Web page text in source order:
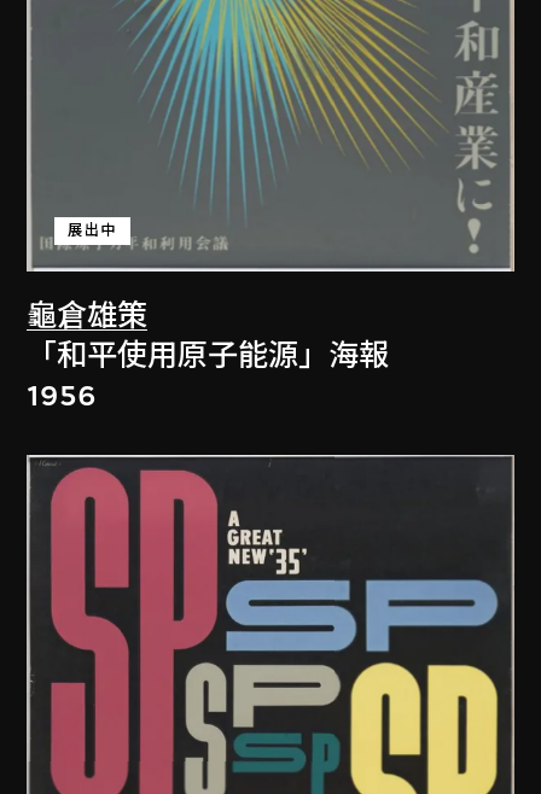
龜倉雄策
展出中
「和平使用原子能源」海報
1956